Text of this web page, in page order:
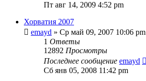
Пт авг 14, 2009 4:52 pm
Хорватия 2007
emayd » Ср май 09, 2007 10:06 pm
1 Ответы
12892 Просмотры
Последнее сообщение emayd
Сб янв 05, 2008 11:42 pm